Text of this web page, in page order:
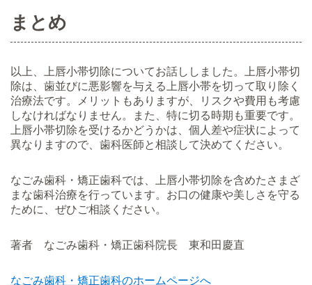
まとめ
以上、上唇小帯切除についてお話ししました。上唇小帯切
除は、歯並びに悪影響を与える上唇小帯を切って取り除く
治療法です。メリットもありますが、リスクや費用も考慮
しなければなりません。また、特に切る時期も重要です。
上唇小帯切除を受けるかどうかは、個人差や症状によって
異なりますので、歯科医師と相談して決めてください。
なごみ歯科・矯正歯科では、上唇小帯切除を含めたさまざ
まな歯科治療を行っています。お口の健康や美しさを守る
ために、ぜひご相談ください。
著者 なごみ歯科・矯正歯科院長 東和田慶直
なごみ歯科・矯正歯科のホームページへ